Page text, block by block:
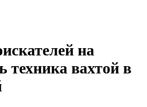
на
техника вахтой в